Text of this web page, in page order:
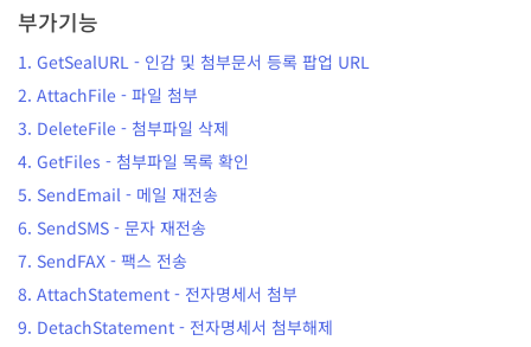
부가기능
1. GetSealURL - 인감 및 첨부문서 등록 팝업 URL
2. AttachFile - 파일 첨부
3. DeleteFile - 첨부파일 삭제
4. GetFiles - 첨부파일 목록 확인
5. SendEmail - 메일 재전송
6. SendSMS - 문자 재전송
7. SendFAX - 팩스 전송
8. AttachStatement - 전자명세서 첨부
9. DetachStatement - 전자명세서 첨부해제